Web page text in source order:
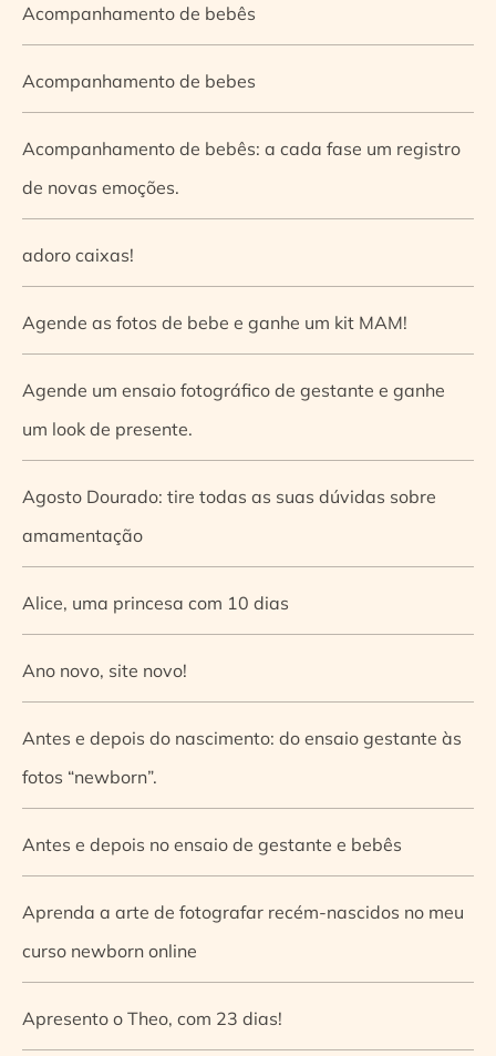
Acompanhamento de bebês
Acompanhamento de bebes
Acompanhamento de bebês: a cada fase um registro
de novas emoções.
adoro caixas!
Agende as fotos de bebe e ganhe um kit MAM!
Agende um ensaio fotográfico de gestante e ganhe
um look de presente.
Agosto Dourado: tire todas as suas dúvidas sobre
amamentação
Alice, uma princesa com 10 dias
Ano novo, site novo!
Antes e depois do nascimento: do ensaio gestante às
fotos “newborn”.
Antes e depois no ensaio de gestante e bebês
Aprenda a arte de fotografar recém-nascidos no meu
curso newborn online
Apresento o Theo, com 23 dias!